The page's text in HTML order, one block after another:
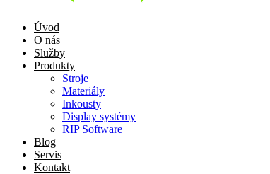
Úvod
O nás
Služby
Produkty
Stroje
Materiály
Inkousty
Display systémy
RIP Software
Blog
Servis
Kontakt